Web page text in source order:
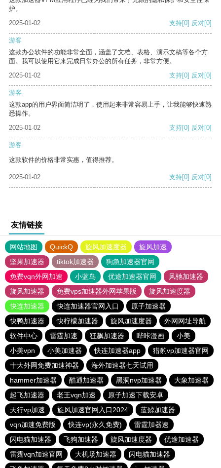
护。
2025-01-02
支持[0] 反对[0]
游客
这款办公软件的功能非常全面，涵盖了文档、表格、演示文稿等各个方
面。我可以使用它来完成日常办公的所有任务，非常方便。
2025-01-02
支持[0] 反对[0]
游客
这款app的用户界面简洁明了，使用起来非常容易上手，让我能够快速熟
悉操作。
2025-01-02
支持[0] 反对[0]
游客
这款软件的价格非常实惠，值得推荐。
2025-01-02 支持[0] 反对[0]
友情链接
网站地图 QuickQ 旋风加速度器
旋风加速
坚果加速器
tiktok加速器
狗急加速器官网
免费vqn外网加速
小蓝鸟 优途加速器官网
风驰加速器
旋风加速器
免费vps加速器外网苹果版
旋风加速度器
快连加速器
快连加速器官网入口
原子加速器
快鸭加速器
快柠檬加速器 旋风加速度器
外网网址导航
软件中心
雷霆加速 狂飙加速器 哔咔漫画
小美
小美vpn
小美加速器 快连加速器app
猎豹vp加速器官网
十大外网免费加速神器
海外加速器七天试用
hammer加速器
酷通加速器 黑洞nvp加速器
大象加速器
起飞加速器
老王vqn加速
原子加速下载安卓
天行vp加速
旋风加速官网入口2024
蓝鲸加速器
vqn加速免费版
快连vp(永久免费)
雷霆加器速
闪电猫加速器
飞狗加速器 旋风加速度器
优途加速器
雷霆vqn加速官网
大机场加速器
闪电猫加速器